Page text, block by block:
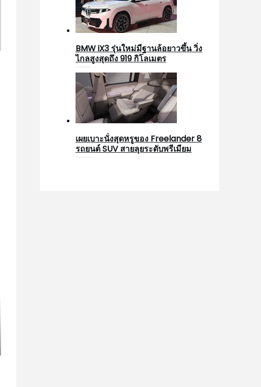
BMW iX3 รุ่นใหม่มีฐานล้อยาวขึ้น วิ่ง
ไกลสูงสุดถึง 919 กิโลเมตร
เผยเบาะนั่งสุดหรูของ Freelander 8
รถยนต์ SUV สายลุยระดับพรีเมียม